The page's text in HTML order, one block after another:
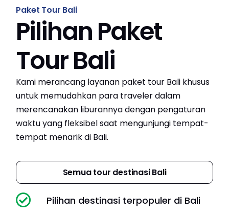
Paket Tour Bali
Pilihan Paket
Tour Bali
Kami merancang layanan paket tour Bali khusus
untuk memudahkan para traveler dalam
merencanakan liburannya dengan pengaturan
waktu yang fleksibel saat mengunjungi tempat-
tempat menarik di Bali.
Semua tour destinasi Bali
Pilihan destinasi terpopuler di Bali